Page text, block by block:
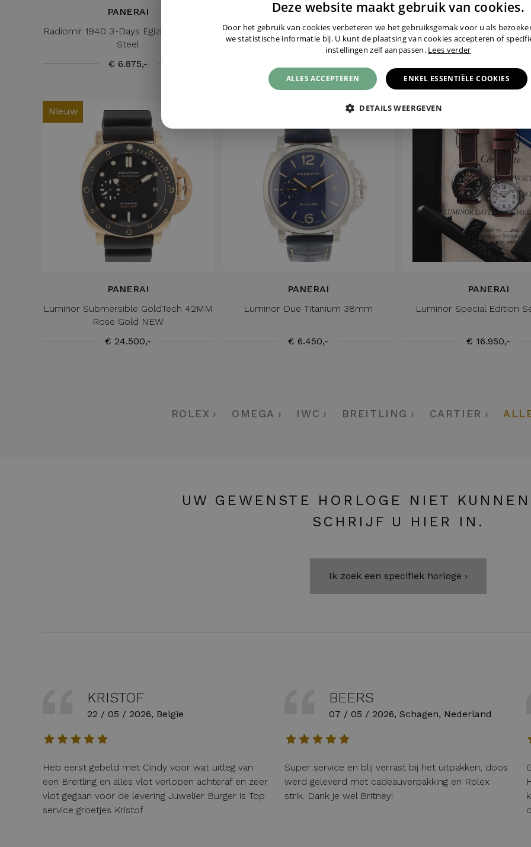
PANERAI
Radiomir 1940 3-Days Egiziano Piccolo
Steel
€ 6.875,-
PANERAI
Luminor Base Logo White Dial
PANERAI
Radiomir Eilean Edition
Nieuw
PANERAI
Luminor Submersible GoldTech 42MM
Rose Gold NEW
€ 24.500,-
PANERAI
Luminor Due Titanium 38mm
€ 6.450,-
Nieuw
PANERAI
Luminor Special Edition
€ 16.950,-
ROLEX OMEGA IWC BREITLING CARTIER
UW GEWENSTE HORLOGE NIET
SCHRIJF U HIER IN.
Ik zoek een specifiek horloge ›
KRISTOF
22 / 05 / 2026, Belgie
Heb eerst gebeld met Cindy voor wat uitleg van
een Breitling en alles vlot verlopen achteraf en zeer
vlot gegaan voor de levering Juwelier Burger is Top
service groetjes Kristof
BEERS
07 / 05 / 2026, Schagen, Nederland
Super service en blij verrast bij het uitpakken, doos
werd geleverd met cadeauverpakking en Rolex
strik. Dank je wel Britney!
Deze website maakt gebruik van cookies.
Door het gebruik van cookies verbeteren we het gebruiksgemak voor u als
we statistische informatie bij. U kunt de plaatsing van cookies accepteren of
instellingen zelf aanpassen. Lees verder
ALLES ACCEPTEREN ENKEL ESSENTIËLE COOKIES
DETAILS WEERGEVEN